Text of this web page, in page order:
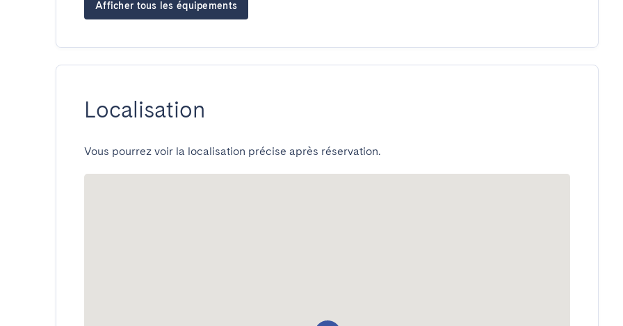
Afficher tous les équipements
Localisation
Vous pourrez voir la localisation précise après réservation.